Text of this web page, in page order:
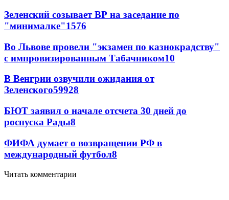
Зеленский созывает ВР на заседание по
"минималке"1576
Во Львове провели "экзамен по казнокрадству"
с импровизированным Табачником10
В Венгрии озвучили ожидания от
Зеленского59928
БЮТ заявил о начале отсчета 30 дней до
роспуска Рады8
ФИФА думает о возвращении РФ в
международный футбол8
Читать комментарии